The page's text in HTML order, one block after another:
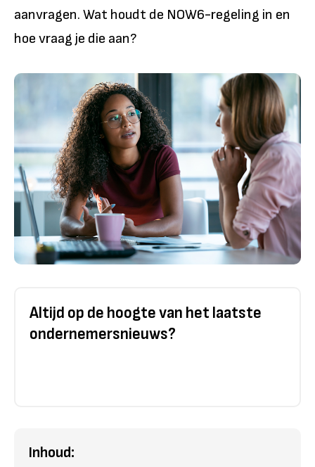
aanvragen. Wat houdt de NOW6-regeling in en
hoe vraag je die aan?
Altijd op de hoogte van het laatste
ondernemersnieuws?
Inhoud: